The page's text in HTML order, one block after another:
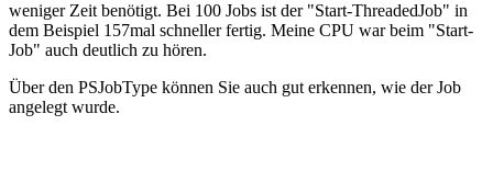
weniger Zeit benötigt. Bei 100 Jobs ist der "Start-ThreadedJob" in
dem Beispiel 157mal schneller fertig. Meine CPU war beim "Start-
Job" auch deutlich zu hören.
Über den PSJobType können Sie auch gut erkennen, wie der Job
angelegt wurde.